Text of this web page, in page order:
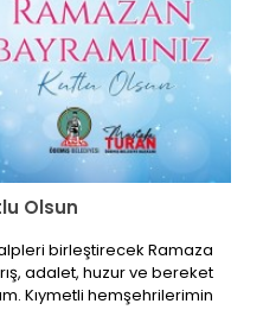
Olsun
birleştirecek Ramaza
adalet, huzur ve bereket
Kıymetli hemşehrilerimin